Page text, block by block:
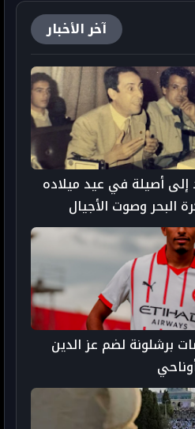
آخر الأخبار
إلى أصيلة في عيد ميلاده
برشلونة لضم عز الدين